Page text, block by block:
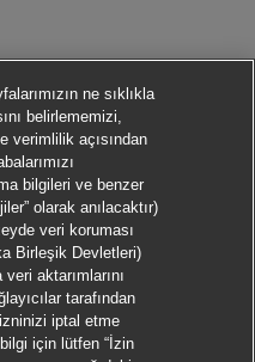
ne sıklıkla
belirlememizi,
verimlilik açısından
bilgileri ve benzer
olarak anılacaktır)
veri koruması
Birleşik Devletleri)
aktarımlarını
tarafından
iptal etme
için lütfen “İzin